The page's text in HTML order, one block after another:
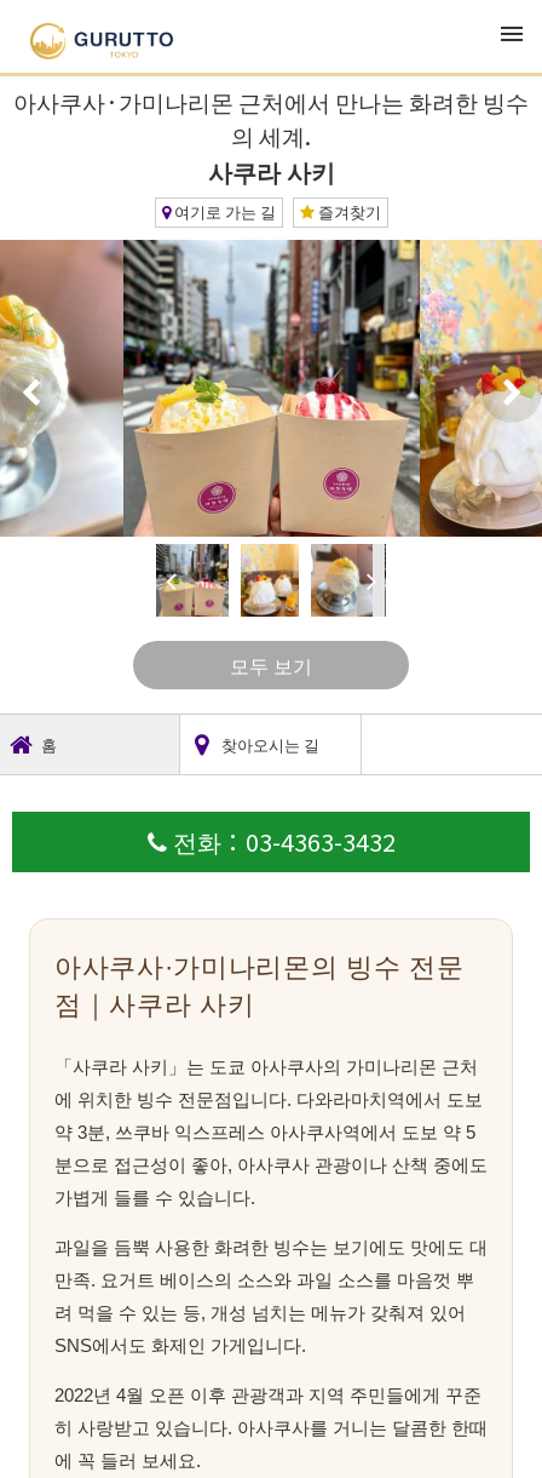
TOP
아사쿠사·가미나리몬 근처에서 만나는 화려한 빙수
의 세계.
사쿠라 사키
여기로 가는 길 즐겨찾기
모두 보기
홈 찾아오시는 길
전화：03-4363-3432
아사쿠사·가미나리몬의 빙수 전문
점｜사쿠라 사키
「사쿠라 사키」는 도쿄 아사쿠사의 가미나리몬 근처
에 위치한 빙수 전문점입니다. 다와라마치역에서 도보
약 3분, 쓰쿠바 익스프레스 아사쿠사역에서 도보 약 5
분으로 접근성이 좋아, 아사쿠사 관광이나 산책 중에도
가볍게 들를 수 있습니다.
과일을 듬뿍 사용한 화려한 빙수는 보기에도 맛에도 대
만족. 요거트 베이스의 소스와 과일 소스를 마음껏 뿌
려 먹을 수 있는 등, 개성 넘치는 메뉴가 갖춰져 있어
SNS에서도 화제인 가게입니다.
2022년 4월 오픈 이후 관광객과 지역 주민들에게 꾸준
히 사랑받고 있습니다. 아사쿠사를 거니는 달콤한 한때
에 꼭 들러 보세요.